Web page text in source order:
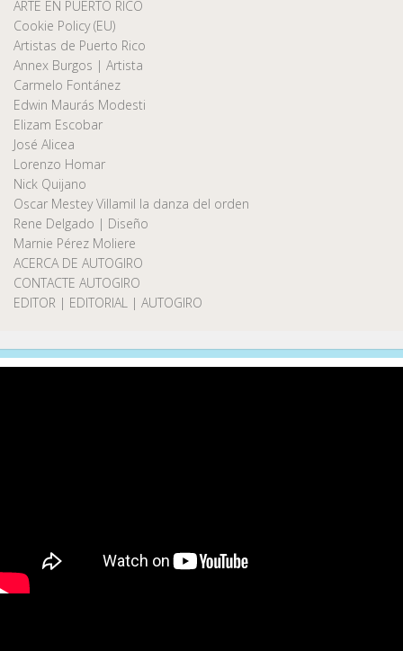
ARTE EN PUERTO RICO
Cookie Policy (EU)
Artistas de Puerto Rico
Annex Burgos | Artista
Carmelo Fontánez
Edwin Maurás Modesti
Elizam Escobar
José Alicea
Lorenzo Homar
Nick Quijano
Oscar Mestey Villamil la danza del orden
Rene Delgado | Diseño
Marnie Pérez Moliere
ACERCA DE AUTOGIRO
CONTACTE AUTOGIRO
EDITOR | EDITORIAL | AUTOGIRO